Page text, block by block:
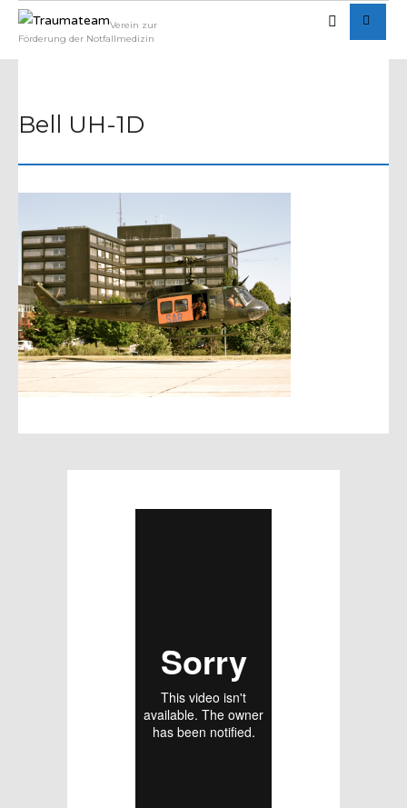
Verein zur
Förderung der Notfallmedizin
Bell UH-1D